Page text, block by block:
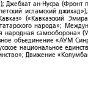
ан-Нусра
исламский
(«Кавказский
народа»;
народная
объединение «АУМ
национальное
Движение